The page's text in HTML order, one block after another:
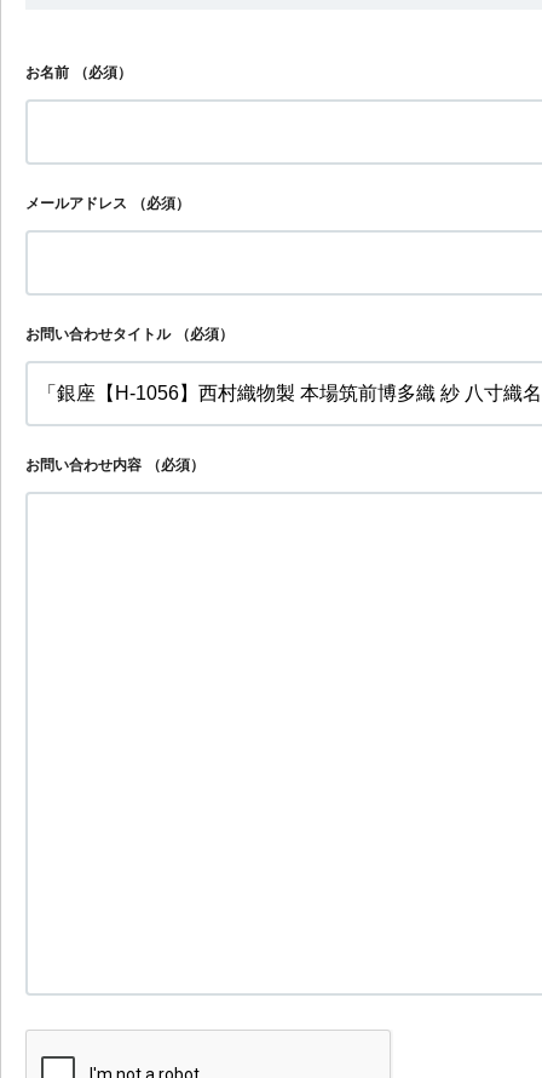
お名前 （必須）
メールアドレス （必須）
お問い合わせタイトル （必須）
お問い合わせ内容 （必須）